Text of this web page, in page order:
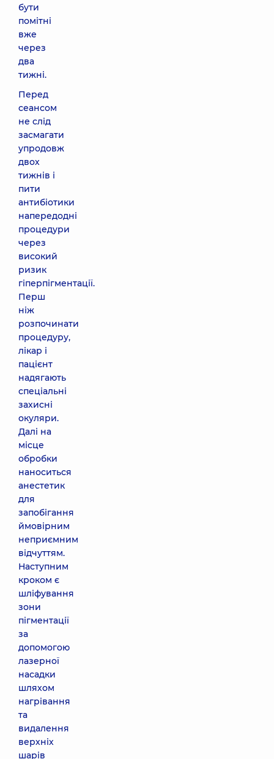
бути
помітні
вже
через
два
тижні.
Перед
сеансом
не слід
засмагати
упродовж
двох
тижнів і
пити
антибіотики
напередодні
процедури
через
високий
ризик
гіперпігментації.
Перш
ніж
розпочинати
процедуру,
лікар і
пацієнт
надягають
спеціальні
захисні
окуляри.
Далі на
місце
обробки
наноситься
анестетик
для
запобігання
ймовірним
неприємним
відчуттям.
Наступним
кроком є
шліфування
зони
пігментації
за
допомогою
лазерної
насадки
шляхом
нагрівання
та
видалення
верхніх
шарів